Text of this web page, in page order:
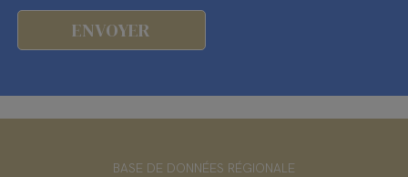
BASE DE DONNÉES RÉGIONALE